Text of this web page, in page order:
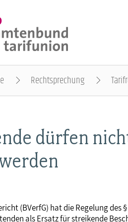
Rechtsprechung
dürfen
(BVerfG) hat die Regelung des
als Ersatz für streikende